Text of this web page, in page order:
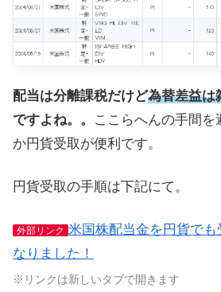
配当は分離課税だけど為替差益は
ですよね。。
ここらへんの手間を
か円貨受取が便利です。
円貨受取の手順は下記にて。
外部リンク 米国株配当金を円貨で
なりました！
※リンクは新しいタブで開きます